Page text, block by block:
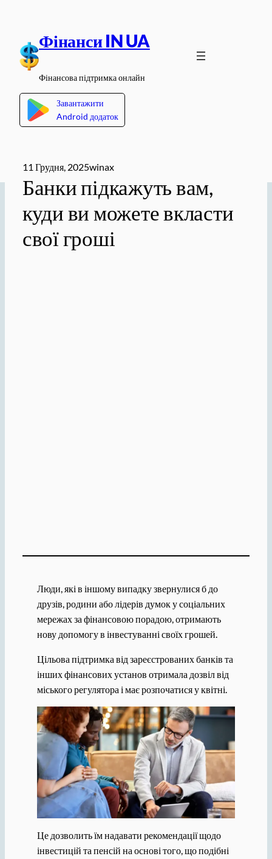
вмісту
Фінанси IN UA
Фінансова підтримка онлайн
Завантажити
Android додаток
11 Грудня, 2025winax
Банки підкажуть вам,
куди ви можете вкласти
свої гроші
Люди, які в іншому випадку звернулися б до
друзів, родини або лідерів думок у соціальних
мережах за фінансовою порадою, отримають
нову допомогу в інвестуванні своїх грошей.
Цільова підтримка від зареєстрованих банків та
інших фінансових установ отримала дозвіл від
міського регулятора і має розпочатися у квітні.
Це дозволить їм надавати рекомендації щодо
інвестицій та пенсій на основі того, що подібні